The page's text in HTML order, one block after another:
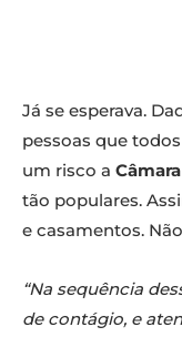
Já se esperava.
pessoas que
um risco a
tão populares.
e casamentos.
“Na sequência
de contágio, e